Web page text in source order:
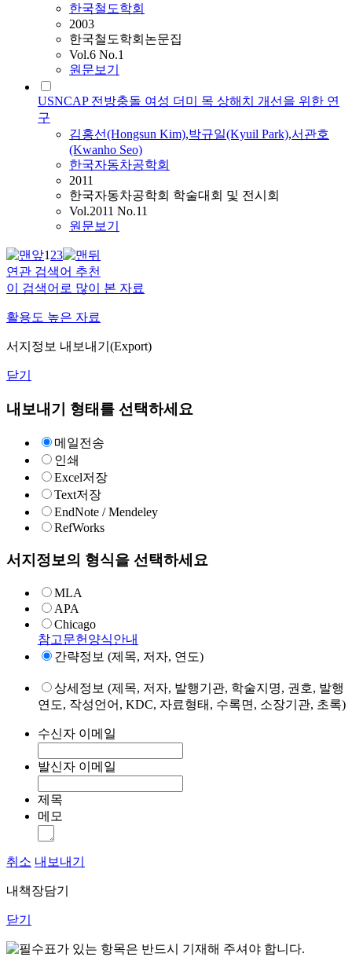
한국철도학회
2003
한국철도학회논문집
Vol.6 No.1
원문보기
USNCAP 전방충돌 여성 더미 목 상해치 개선을 위한 연
구
김홍선(Hongsun Kim),박규일(Kyuil Park),서관호
(Kwanho Seo)
한국자동차공학회
2011
한국자동차공학회 학술대회 및 전시회
Vol.2011 No.11
원문보기
123
연관 검색어 추천
이 검색어로 많이 본 자료
활용도 높은 자료
서지정보 내보내기(Export)
닫기
내보내기 형태를 선택하세요
메일전송
인쇄
Excel저장
Text저장
EndNote / Mendeley
RefWorks
서지정보의 형식을 선택하세요
MLA
APA
Chicago
참고문헌양식안내
간략정보 (제목, 저자, 연도)
상세정보 (제목, 저자, 발행기관, 학술지명, 권호, 발행
연도, 작성언어, KDC, 자료형태, 수록면, 소장기관, 초록)
수신자 이메일
발신자 이메일
제목
메모
취소 내보내기
내책장담기
닫기
표가 있는 항목은 반드시 기재해 주셔야 합니다.